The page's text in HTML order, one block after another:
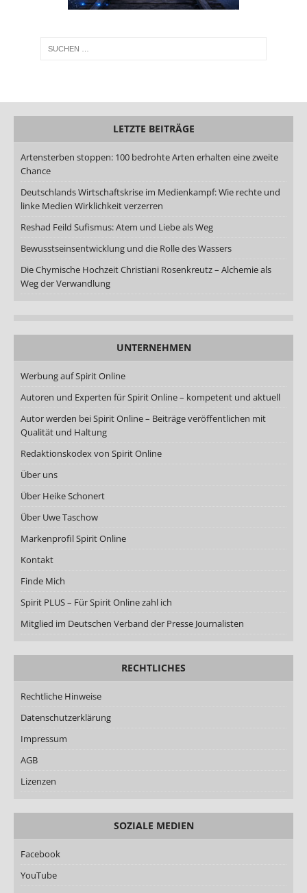
LETZTE BEITRÄGE
Artensterben stoppen: 100 bedrohte Arten erhalten eine zweite
Chance
Deutschlands Wirtschaftskrise im Medienkampf: Wie rechte und
linke Medien Wirklichkeit verzerren
Reshad Feild Sufismus: Atem und Liebe als Weg
Bewusstseinsentwicklung und die Rolle des Wassers
Die Chymische Hochzeit Christiani Rosenkreutz – Alchemie als
Weg der Verwandlung
UNTERNEHMEN
Werbung auf Spirit Online
Autoren und Experten für Spirit Online – kompetent und aktuell
Autor werden bei Spirit Online – Beiträge veröffentlichen mit
Qualität und Haltung
Redaktionskodex von Spirit Online
Über uns
Über Heike Schonert
Über Uwe Taschow
Markenprofil Spirit Online
Kontakt
Finde Mich
Spirit PLUS – Für Spirit Online zahl ich
Mitglied im Deutschen Verband der Presse Journalisten
RECHTLICHES
Rechtliche Hinweise
Datenschutzerklärung
Impressum
AGB
Lizenzen
SOZIALE MEDIEN
Facebook
YouTube